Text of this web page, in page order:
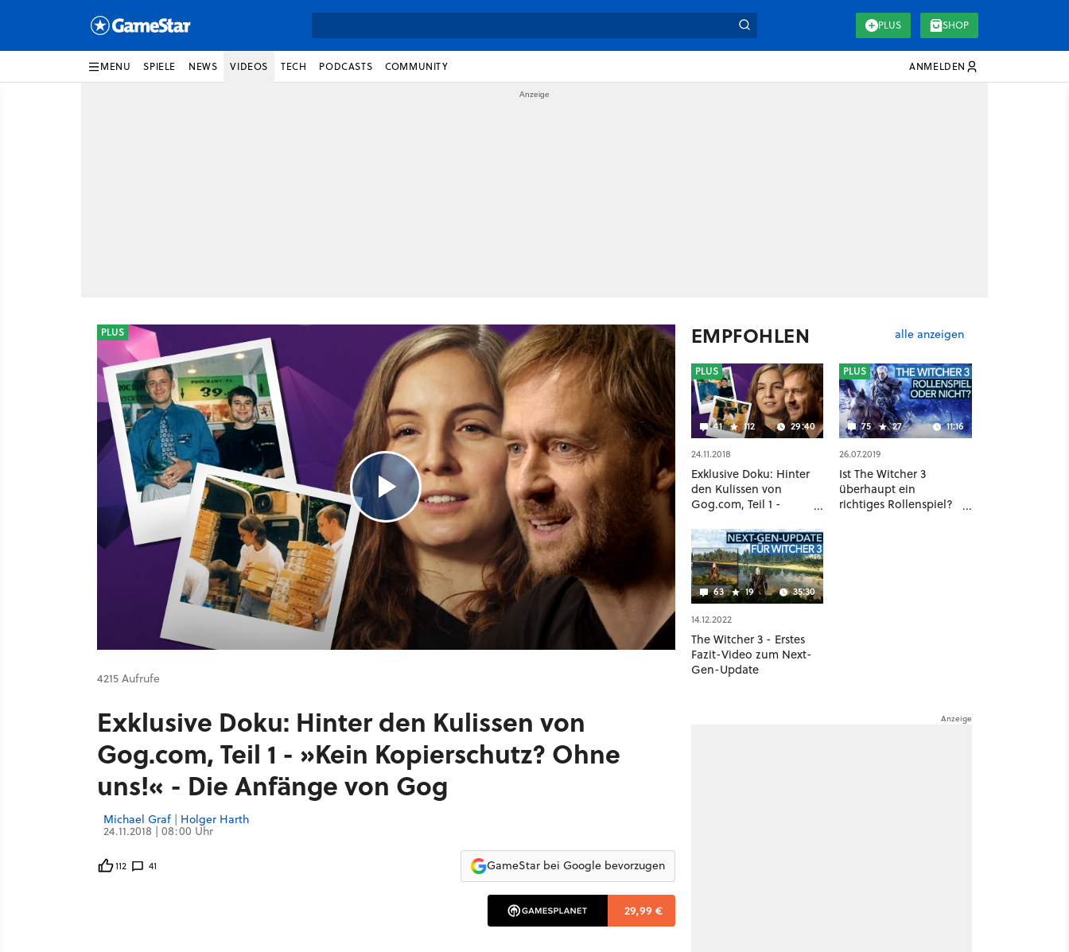
PLUS SHOP
MENU SPIELE NEWS VIDEOS TECH PODCASTS COMMUNITY ANMELDEN
PLUS
4215 Aufrufe
Exklusive Doku: Hinter den Kulissen von
Gog.com, Teil 1 - »Kein Kopierschutz? Ohne
uns!« - Die Anfänge von Gog
Michael Graf | Holger Harth
24.11.2018 | 08:00 Uhr
112 41 GameStar bei Google bevorzugen
29,99 €
EMPFOHLEN alle anzeigen
41 112 29:40
PLUS
24.11.2018
Exklusive Doku: Hinter
den Kulissen von
Gog.com, Teil 1 -
Ohne uns!« - Die
Anfänge von Gog
75 27 11:16
PLUS
26.07.2019
Ist The Witcher 3
überhaupt ein
richtiges Rollenspiel?
63 19 35:30
14.12.2022
The Witcher 3 - Erstes
Fazit-Video zum Next-
Gen-Update